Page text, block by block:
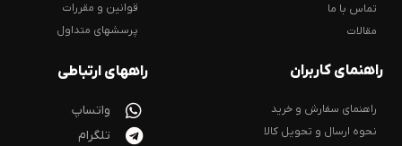
تماس با ما
مقالات
قوانین و مقررات
پرسشهای متداول
راهنمای کاربران
راهنمای سفارش و خرید
نحوه ارسال و تحویل کالا
راههای ارتباطی
واتساپ
تلگرام